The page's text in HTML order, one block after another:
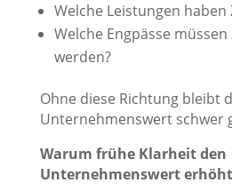
Welche Leistungen haben
Welche Engpässe
werden?
Ohne diese Richtung bleibt
Unternehmenswert schwer
Warum frühe Klarheit den
Unternehmenswert erhöht